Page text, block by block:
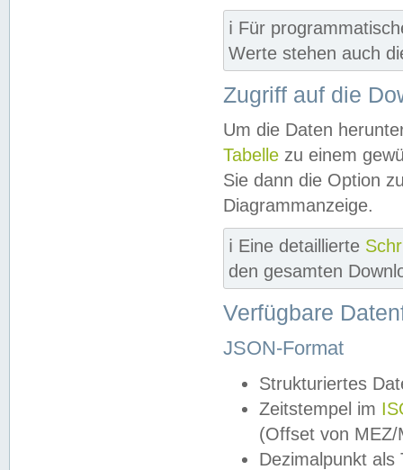
ℹ️ Für
Werte stehen auch
Zugriff auf die
Um die Daten
Tabelle zu einem
Sie dann die Option
Diagrammanzeige.
ℹ️ Eine detaillierte
den gesamten
Verfügbare
JSON-Format
Strukturiertes
Zeitstempel im
(Offset von MEZ/
Dezimalpunkt als